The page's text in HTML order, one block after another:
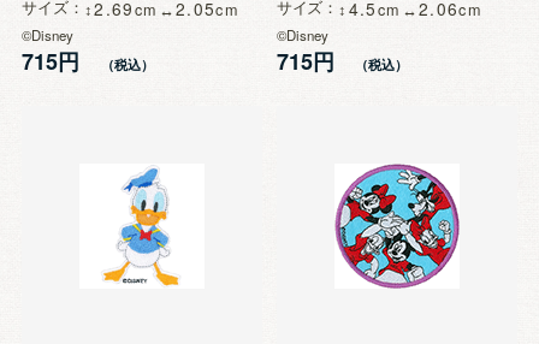
サイズ 2.69 2.05
©Disney
715円
サイズ 4.5 2.06
©Disney
715円